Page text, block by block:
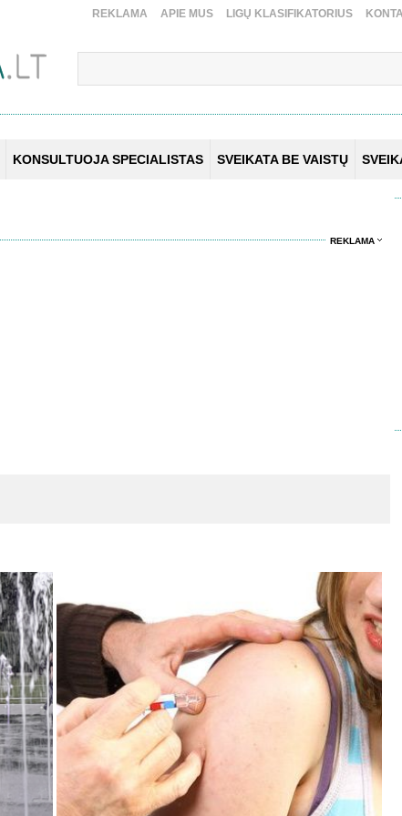
REKLAMA APIE MUS LIGŲ KLASIFIKATORIUS
KONSULTUOJA SPECIALISTAS SVEIKATA BE VAISTŲ
REKLAMA